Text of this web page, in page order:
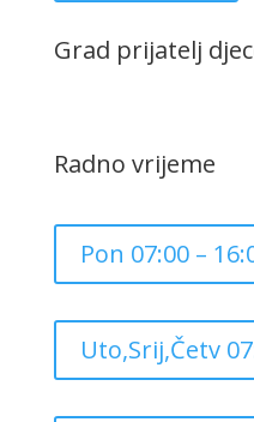
Grad prijatelj
Radno vrijeme
Pon 07:00 –
Uto,Srij,Četv